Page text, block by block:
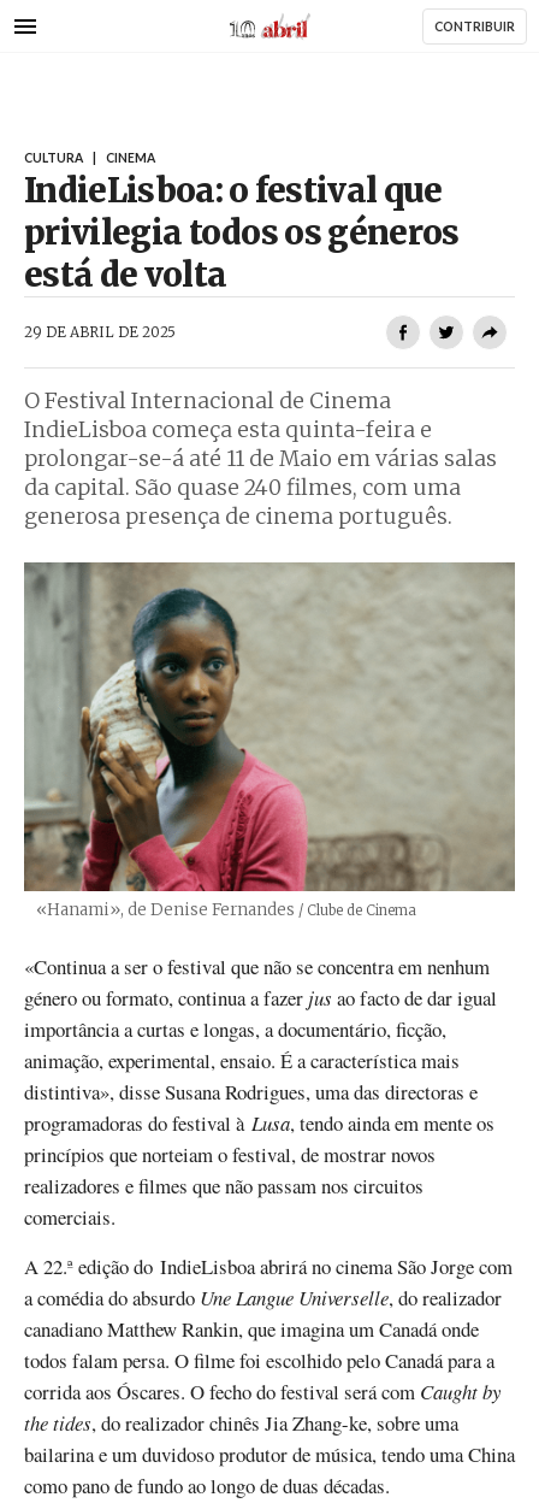
para
AbrilAbril CONTRIBUIR
CULTURA CINEMA
IndieLisboa: o festival que
privilegia todos os géneros
está de volta
29 DE ABRIL DE 2025
O Festival Internacional de Cinema
IndieLisboa começa esta quinta-feira e
prolongar-se-á até 11 de Maio em várias salas
da capital. São quase 240 filmes, com uma
generosa presença de cinema português.
«Hanami», de Denise Fernandes Créditos
/ Clube de Cinema
«Continua a ser o festival que não se concentra em nenhum
género ou formato, continua a fazer jus ao facto de dar igual
importância a curtas e longas, a documentário, ficção,
animação, experimental, ensaio. É a característica mais
distintiva», disse Susana Rodrigues, uma das directoras e
programadoras do festival à Lusa, tendo ainda em mente os
princípios que norteiam o festival, de mostrar novos
realizadores e filmes que não passam nos circuitos
comerciais.
A 22.ª edição do IndieLisboa abrirá no cinema São Jorge com
a comédia do absurdo Une Langue Universelle, do realizador
canadiano Matthew Rankin, que imagina um Canadá onde
todos falam persa. O filme foi escolhido pelo Canadá para a
corrida aos Óscares. O fecho do festival será com Caught by
the tides, do realizador chinês Jia Zhang-ke, sobre uma
bailarina e um duvidoso produtor de música, tendo uma China
como pano de fundo ao longo de duas décadas.